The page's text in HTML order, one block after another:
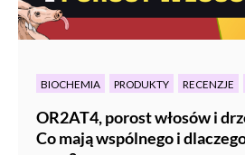
BIOCHEMIA PRODUKTY RECENZJE
OR2AT4, porost włosów i
Co mają wspólnego i